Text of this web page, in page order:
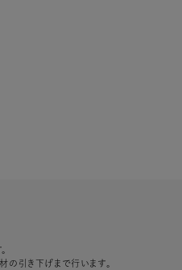
の引き下げまで行います。